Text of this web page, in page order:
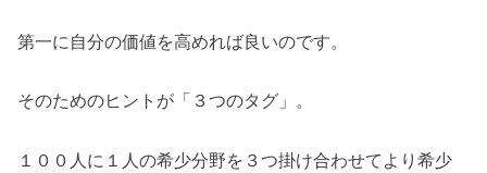
第一に自分の価値を高めれば良いのです。
そのためのヒントが「３つのタグ」。
１００人に１人の希少分野を３つ掛け合わせてより希少